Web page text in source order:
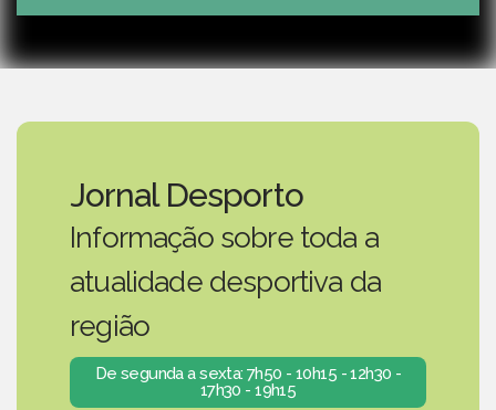
Play Mute
Jornal Desporto
Informação sobre toda a
atualidade desportiva da
região
De segunda a sexta: 7h50 - 10h15 - 12h30 -
17h30 - 19h15